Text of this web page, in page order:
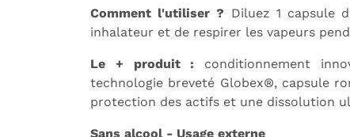
Comment l'utiliser ? Diluez 1 capsule
inhalateur et de respirer les vapeurs
Le + produit : conditionnement
technologie breveté Globex®, capsule
protection des actifs et une dissolution
Sans alcool - Usage externe